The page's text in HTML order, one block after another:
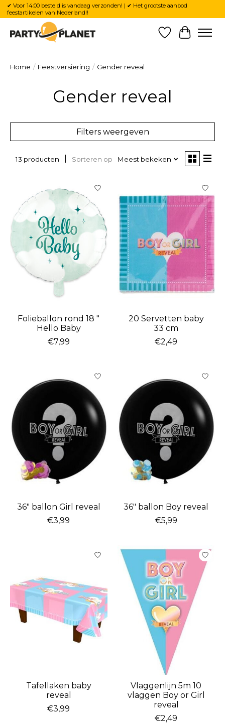
✔ Voor 14:00 besteld is vandaag verzonden! | ✔ Het grootste aanbod
feestartikelen van Nederland!!
Verlanglijst
Home / Feestversiering / Gender reveal
Gender reveal
Filters weergeven
13 producten Sorteren op Meest bekeken
Folieballon rond 18 "
Hello Baby
€7,99
20 Servetten baby
33 cm
€2,49
36" ballon Girl reveal
€3,99
36" ballon Boy reveal
€5,99
Tafellaken baby
reveal
€3,99
Vlaggenlijn 5m 10
vlaggen Boy or Girl
reveal
€2,49